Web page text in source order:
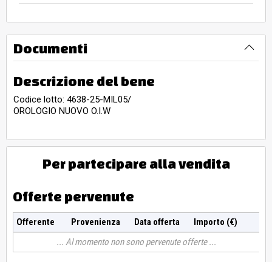
Documenti
Descrizione del bene
Codice lotto: 4638-25-MIL05/
OROLOGIO NUOVO O.I.W
Per partecipare alla vendita
Offerte pervenute
Offerente Provenienza Data offerta
Importo (€)
Al momento non sono pervenute offerte